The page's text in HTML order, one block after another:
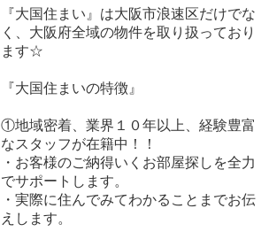
『大国住まい』は大阪市浪速区だけでな
く、大阪府全域の物件を取り扱っており
ます☆
『大国住まいの特徴』
①地域密着、業界１０年以上、経験豊富
なスタッフが在籍中！！
・お客様のご納得いくお部屋探しを全力
でサポートします。
・実際に住んでみてわかることまでお伝
えします。